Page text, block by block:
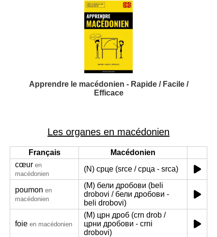
Apprendre le macédonien - Rapide / Facile /
Efficace
Les organes en macédonien
Français
Macédonien
cœur en
macédonien
(N) срце (srce / срца - srca)
poumon en
macédonien
(M) бели дробови (beli
drobovi / бели дробови -
beli drobovi)
foie en macédonien
(M) црн дроб (crn drob /
црни дробови - crni
drobovi)